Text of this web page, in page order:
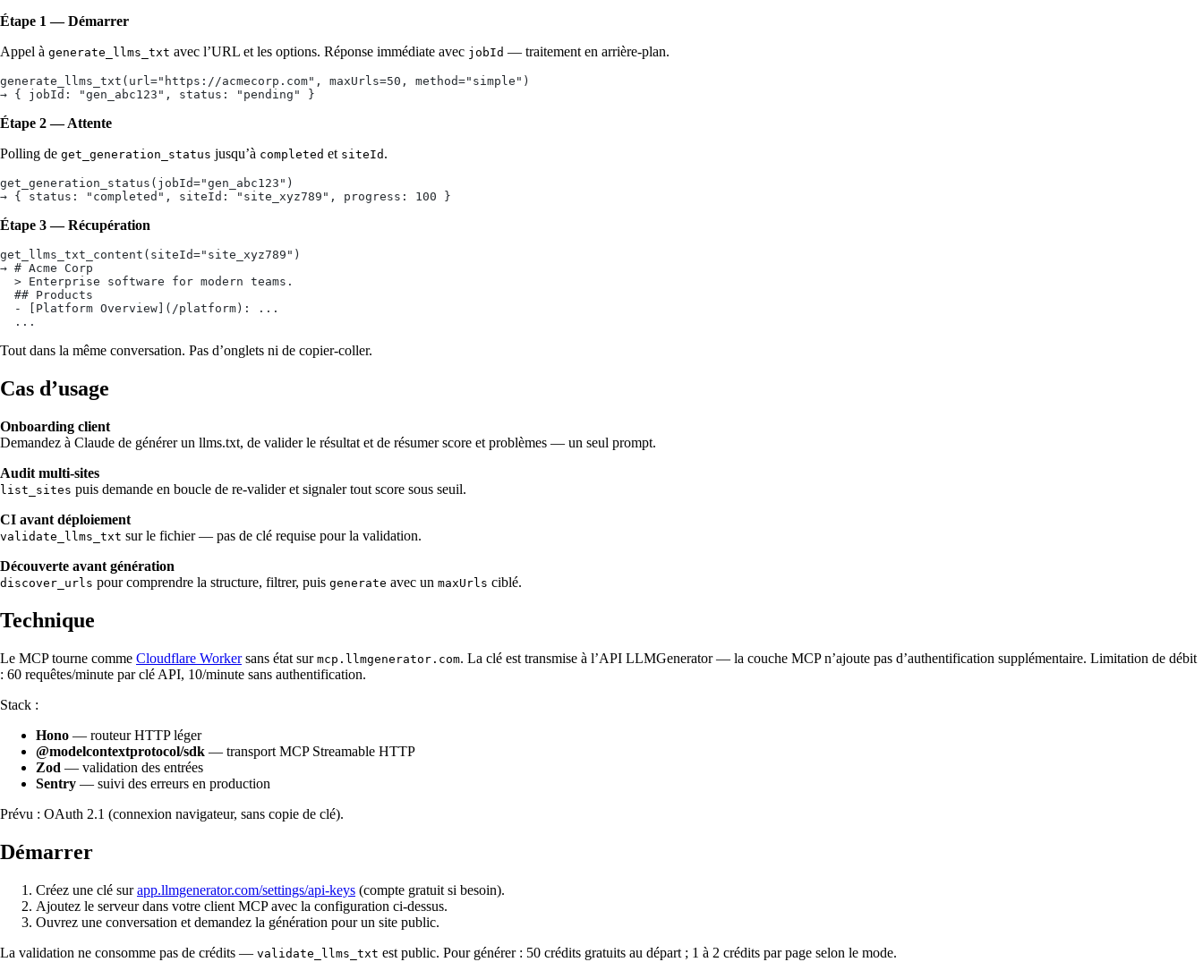
Étape 1 — Démarrer
Appel à generate_llms_txt avec l’URL et les options. Réponse immédiate avec jobId — traitement en arrière-plan.
generate_llms_txt(url="https://acmecorp.com", maxUrls=50, method="simple")
→ { jobId: "gen_abc123", status: "pending" }
Étape 2 — Attente
Polling de get_generation_status jusqu’à completed et siteId .
get_generation_status(jobId="gen_abc123")
→ { status: "completed", siteId: "site_xyz789", progress: 100 }
Étape 3 — Récupération
get_llms_txt_content(siteId="site_xyz789")
→ # Acme Corp
  > Enterprise software for modern teams.
  ## Products
  - [Platform Overview](/platform): ...
  ...
Tout dans la même conversation. Pas d’onglets ni de copier-coller.
Cas d’usage
Onboarding client
Demandez à Claude de générer un llms.txt, de valider le résultat et de résumer score et problèmes — un seul prompt.
Audit multi-sites
list_sites puis demande en boucle de re-valider et signaler tout score sous seuil.
CI avant déploiement
validate_llms_txt sur le fichier — pas de clé requise pour la validation.
Découverte avant génération
discover_urls pour comprendre la structure, filtrer, puis generate avec un maxUrls ciblé.
Technique
Le MCP tourne comme Cloudflare Workersans état sur mcp.llmgenerator.com. La clé est transmise à l’API LLMGenerator — la couche MCP n’ajoute pas d’authentification supplémentaire. Limitation de débit
: 60 requêtes/minute par clé API, 10/minute sans authentification.
Stack :
Hono — routeur HTTP léger
@modelcontextprotocol/sdk — transport MCP Streamable HTTP
Zod — validation des entrées
Sentry — suivi des erreurs en production
Prévu : OAuth 2.1 (connexion navigateur, sans copie de clé).
Démarrer
Créez une clé surapp.llmgenerator.com/settings/api-keys (compte gratuit si besoin).
Ajoutez le serveur dans votre client MCP avec la configuration ci-dessus.
Ouvrez une conversation et demandez la génération pour un site public.
La validation ne consomme pas de crédits — validate_llms_txt est public. Pour générer : 50 crédits gratuits au départ ; 1 à 2 crédits par page selon le mode.